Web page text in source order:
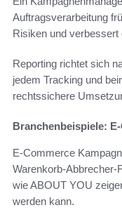
Auftragsverarbeitung
Risiken und verbessert
Reporting richtet sich
jedem Tracking und
rechtssichere
Branchenbeispiele:
E‑Commerce
wie ABOUT YOU
werden kann.